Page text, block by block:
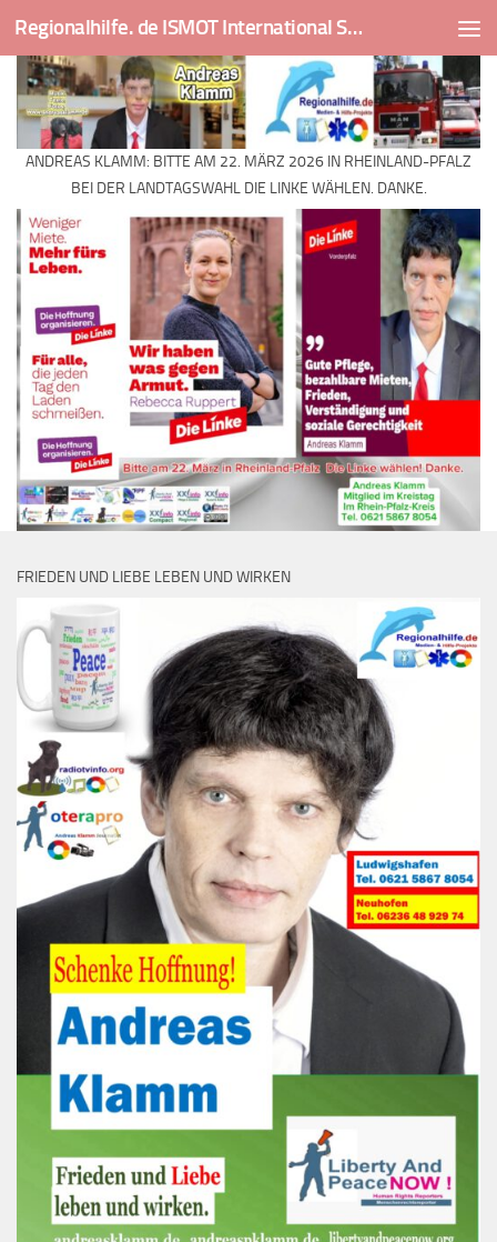
Skip to content Regionalhilfe. de ISMOT International Social And Medical Outreach Team
ANDREAS KLAMM: BITTE AM 22. MÄRZ 2026 IN RHEINLAND-PFALZ
BEI DER LANDTAGSWAHL DIE LINKE WÄHLEN. DANKE.
FRIEDEN UND LIEBE LEBEN UND WIRKEN